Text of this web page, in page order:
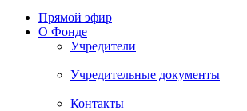
Прямой эфир
О Фонде
Учредители
Учредительные документы
Контакты